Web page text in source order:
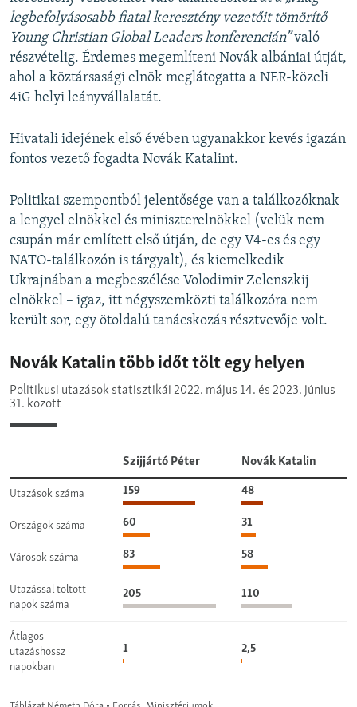
legbefolyásosabb fiatal keresztény vezetőit tömörítő
Young Christian Global Leaders konferencián”való
részvételig. Érdemes megemlíteni Novák albániai útját,
ahol a köztársasági elnök meglátogatta a NER-közeli
4iG helyi leányvállalatát.
Hivatali idejének első évében ugyanakkor kevés igazán
fontos vezető fogadta Novák Katalint.
Politikai szempontból jelentősége van a találkozóknak
a lengyel elnökkel és miniszterelnökkel (velük nem
csupán már említett első útján, de egy V4-es és egy
NATO-találkozón is tárgyalt), és kiemelkedik
Ukrajnában a megbeszélése Volodimir Zelenszkij
elnökkel – igaz, itt négyszemközti találkozóra nem
került sor, egy ötoldalú tanácskozás résztvevője volt.